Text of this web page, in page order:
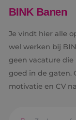
BINK Banen
Je vindt hier alle
wel werken bij
geen vacature
goed in de gaten.
motivatie en CV